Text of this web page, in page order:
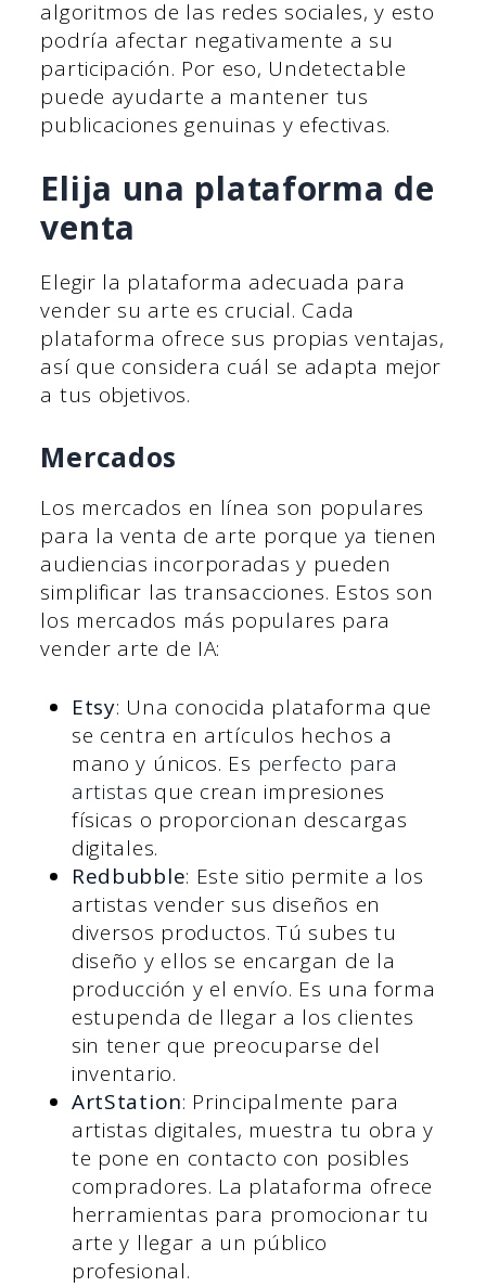
algoritmos de las redes sociales, y esto
podría afectar negativamente a su
participación. Por eso, Undetectable
puede ayudarte a mantener tus
publicaciones genuinas y efectivas.
Elija una plataforma de
venta
Elegir la plataforma adecuada para
vender su arte es crucial. Cada
plataforma ofrece sus propias ventajas,
así que considera cuál se adapta mejor
a tus objetivos.
Mercados
Los mercados en línea son populares
para la venta de arte porque ya tienen
audiencias incorporadas y pueden
simplificar las transacciones. Estos son
los mercados más populares para
vender arte de IA:
Etsy: Una conocida plataforma que
se centra en artículos hechos a
mano y únicos. Es perfecto para
artistas que crean impresiones
físicas o proporcionan descargas
digitales.
Redbubble: Este sitio permite a los
artistas vender sus diseños en
diversos productos. Tú subes tu
diseño y ellos se encargan de la
producción y el envío. Es una forma
estupenda de llegar a los clientes
sin tener que preocuparse del
inventario.
ArtStation: Principalmente para
artistas digitales, muestra tu obra y
te pone en contacto con posibles
compradores. La plataforma ofrece
herramientas para promocionar tu
arte y llegar a un público
profesional.